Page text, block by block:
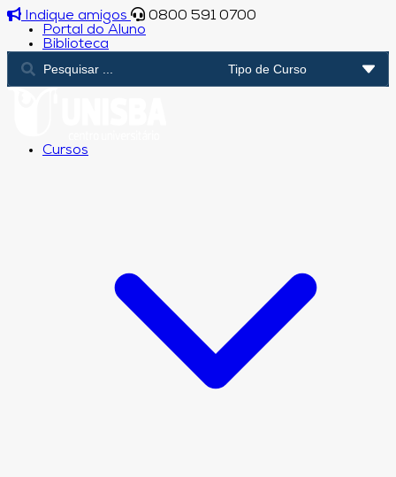
Indique amigos
0800 591 0700
Portal do Aluno
Biblioteca
Cursos